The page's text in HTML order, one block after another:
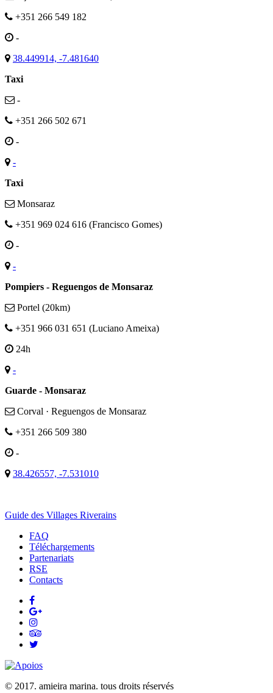
+351 266 549 182
-
38.449914, -7.481640
Taxi
-
+351 266 502 671
-
-
Taxi
Monsaraz
+351 969 024 616 (Francisco Gomes)
-
-
Pompiers - Reguengos de Monsaraz
Portel (20km)
+351 966 031 651 (Luciano Ameixa)
24h
-
Guarde - Monsaraz
Corval · Reguengos de Monsaraz
+351 266 509 380
-
38.426557, -7.531010
Guide des Villages Riverains
FAQ
Téléchargements
Partenariats
RSE
Contacts
© 2017. amieira marina. tous droits réservés